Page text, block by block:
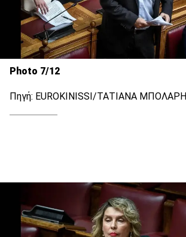
Photo 7/12
Πηγή: EUROKINISSI/ΤΑΤΙΑΝΑ ΜΠΟΛΑΡΗ